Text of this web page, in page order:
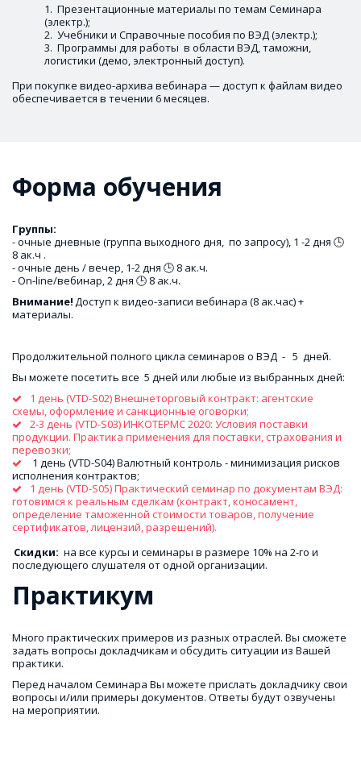
Презентационные материалы по темам Семинара
(электр.);
Учебники и Справочные пособия по ВЭД (электр.);
Программы для работы  в области ВЭД, таможни,
логистики (демо, электронный доступ).
При покупке видео-архива вебинара — доступ к файлам видео
обеспечивается в течении 6 месяцев.
Форма обучения
- очные дневные (группа выходного дня,  по запросу), 1 -2 дня 🕒
8 ак.ч .
- очные день / вечер, 1-2 дня 🕒 8 ак.ч.
- On-line/вебинар, 2 дня 🕒 8 ак.ч.
Внимание! Доступ к видео-записи вебинара (8 ак.час) +
материалы.
Продолжительной полного цикла семинаров о ВЭД  -   5  дней.
Вы можете посетить все  5 дней или любые из выбранных дней:
1 день (VTD-S02) Внешнеторговый контракт: агентские
схемы, оформление и санкционные оговорки;
2-3 день (VTD-S03) ИНКОТЕРМС 2020: Условия поставки
продукции. Практика применения для поставки, страхования и
перевозки;
1 день (VTD-S04) Валютный контроль - минимизация рисков
исполнения контрактов;
1 день (VTD-S05) Практический семинар по документам ВЭД:
готовимся к реальным сделкам (контракт, коносамент,
определение таможенной стоимости товаров, получение
сертификатов, лицензий, разрешений).
Скидки:
  на все курсы и семинары в размере 10% на 2-го и
последующего слушателя от одной организации.
Практикум
Много практических примеров из разных отраслей. Вы сможете
задать вопросы докладчикам и обсудить ситуации из Вашей
практики.
Перед началом Семинара Вы можете прислать докладчику свои
вопросы и/или примеры документов. Ответы будут озвучены
на мероприятии.